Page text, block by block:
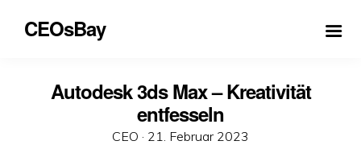
CEOsBay
Autodesk 3ds Max – Kreativität
entfesseln
CEO · Veröffentlicht
21. Februar 2023